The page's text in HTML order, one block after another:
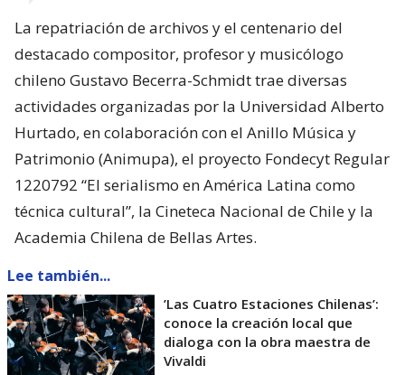
La repatriación de archivos y el centenario del
destacado compositor, profesor y musicólogo
chileno Gustavo Becerra-Schmidt trae diversas
actividades organizadas por la Universidad Alberto
Hurtado, en colaboración con el Anillo Música y
Patrimonio (Animupa), el proyecto Fondecyt Regular
1220792 “El serialismo en América Latina como
técnica cultural”, la Cineteca Nacional de Chile y la
Academia Chilena de Bellas Artes.
Lee también...
’Las Cuatro Estaciones Chilenas’:
conoce la creación local que
dialoga con la obra maestra de
Vivaldi